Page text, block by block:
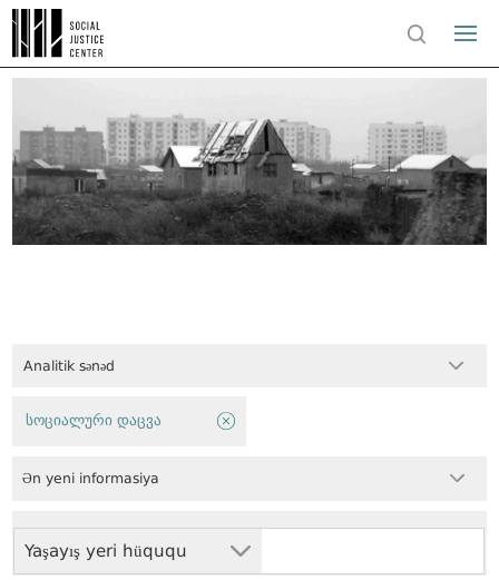
Analitik sənəd
Yaşayış yeri hüququ
სოციალური დაცვა
Ən yeni informasiya